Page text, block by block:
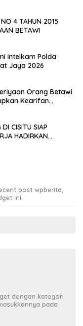
NO 4 TAHUN 2015
BETAWI
Intelkam Polda
Jaya 2026
Orang Betawi
Kearifan
CISITU SIAP
HADIRKAN
post wpberita,
ini.
dengan kategori
pada